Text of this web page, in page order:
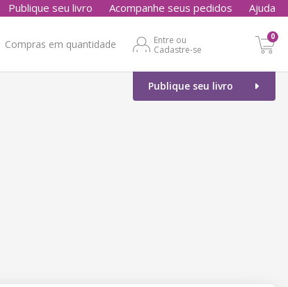
Publique seu livro Acompanhe seus pedidos Ajuda
Compras em quantidade
Entre ou
Cadastre-se
0
Publique seu livro